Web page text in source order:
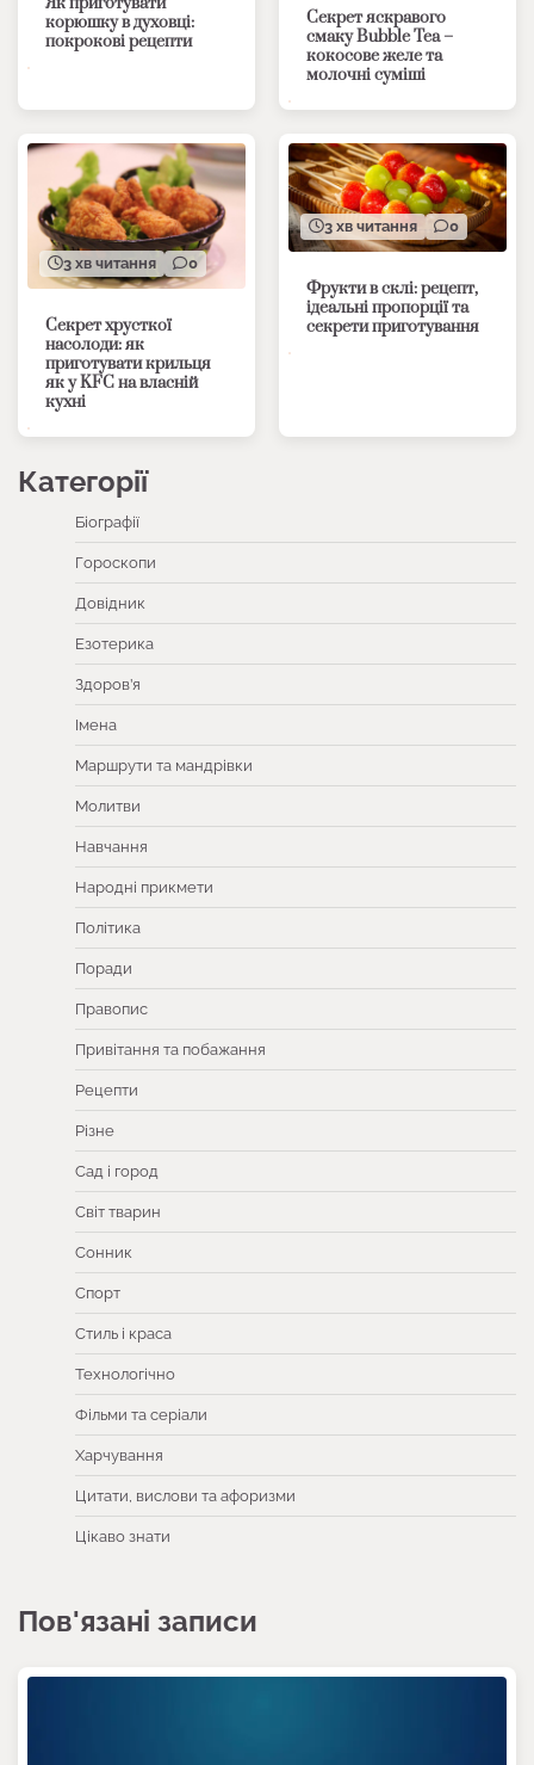
корюшку в духовці:
покрокові рецепти
Секрет яскравого
смаку Bubble Tea –
кокосове желе та
молочні суміші
3 хв читання 0
Секрет хрусткої
насолоди: як
приготувати крильця
як у KFC на власній
кухні
3 хв читання 0
Фрукти в склі: рецепт,
ідеальні пропорції та
секрети приготування
Категорії
Біографії
Гороскопи
Довідник
Езотерика
Здоров’я
Імена
Маршрути та мандрівки
Молитви
Навчання
Народні прикмети
Політика
Поради
Правопис
Привітання та побажання
Рецепти
Різне
Сад і город
Світ тварин
Сонник
Спорт
Стиль і краса
Технологічно
Фільми та серіали
Харчування
Цитати, вислови та афоризми
Цікаво знати
Пов'язані записи